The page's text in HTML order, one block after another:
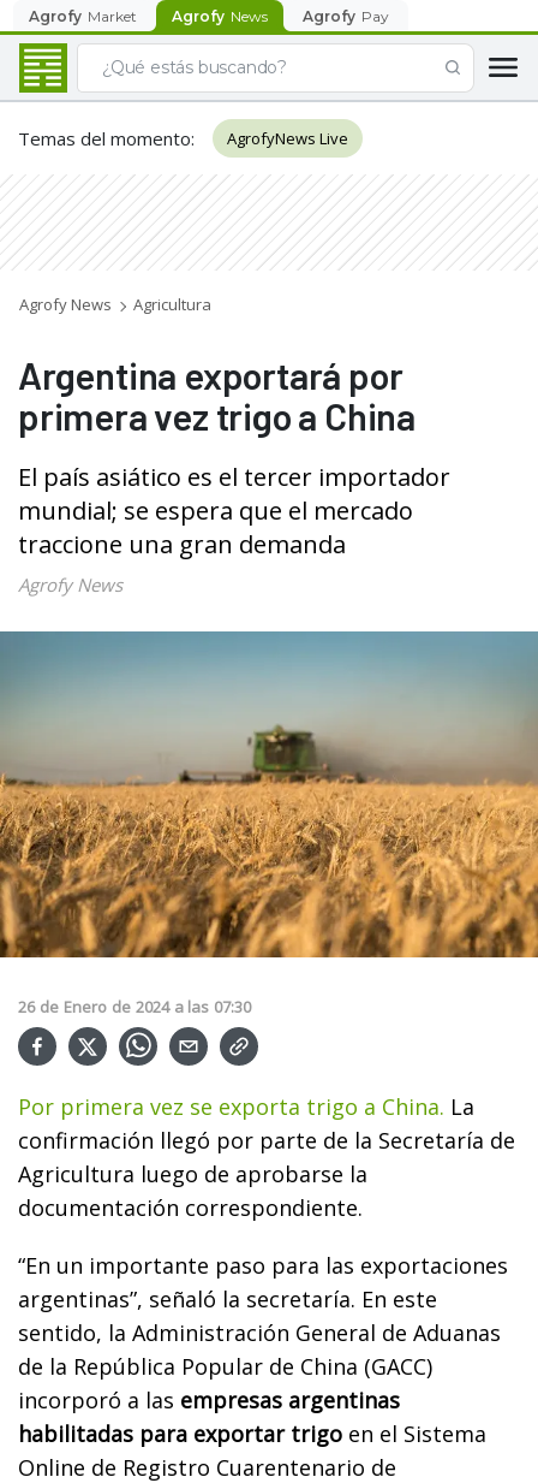
Agrofy Market Agrofy News Agrofy Pay
Temas del momento: AgrofyNews Live
Agrofy News Agricultura
Argentina exportará por
primera vez trigo a China
El país asiático es el tercer importador
mundial; se espera que el mercado
traccione una gran demanda
Agrofy News
26 de Enero de 2024 a las 07:30
Por primera vez se exporta trigo a China. La
confirmación llegó por parte de la Secretaría de
Agricultura luego de aprobarse la
documentación correspondiente.
“En un importante paso para las exportaciones
argentinas”, señaló la secretaría. En este
sentido, la Administración General de Aduanas
de la República Popular de China (GACC)
incorporó a las empresas argentinas
habilitadas para exportar trigo en el Sistema
Online de Registro Cuarentenario de